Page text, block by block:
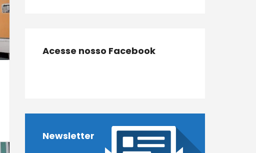
Acesse nosso Facebook
Newsletter